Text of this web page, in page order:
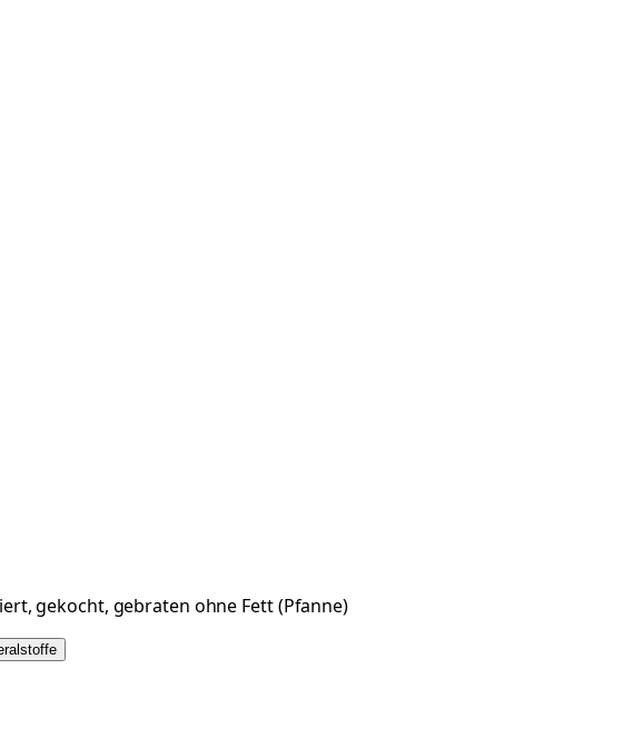
gekocht, gebraten ohne Fett (Pfanne)